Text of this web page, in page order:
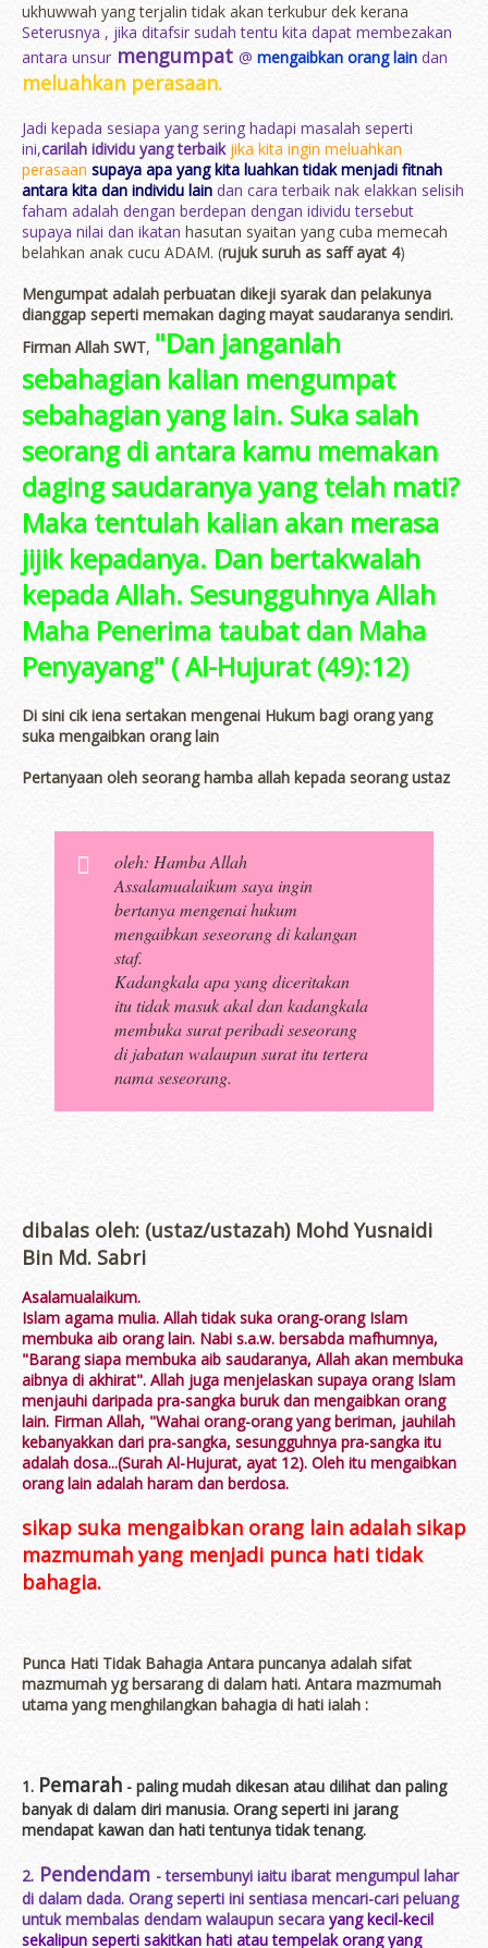
ukhuwwah yang terjalin tidak akan terkubur dek kerana
Seterusnya , jika ditafsir sudah tentu kita dapat membezakan
antara unsurmengumpat @ mengaibkan orang lain dan
meluahkan perasaan.
Jadi kepada sesiapa yang sering hadapi masalah seperti
ini,carilah idividu yang terbaikjika kita ingin meluahkan
perasaan supaya apa yang kita luahkan tidak menjadi fitnah
antara kita dan individu lain dan cara terbaik nak elakkan selisih
faham adalah dengan berdepan dengan idividu tersebut
supaya nilai dan ikatan hasutan syaitan yang cuba memecah
belahkan anak cucu ADAM. (rujuk suruh as saff ayat 4)
Mengumpat adalah perbuatan dikeji syarak dan pelakunya
dianggap seperti memakan daging mayat saudaranya sendiri.
Firman Allah SWT, "Dan janganlah
sebahagian kalian mengumpat
sebahagian yang lain. Suka salah
seorang di antara kamu memakan
daging saudaranya yang telah mati?
Maka tentulah kalian akan merasa
jijik kepadanya. Dan bertakwalah
kepada Allah. Sesungguhnya Allah
Maha Penerima taubat dan Maha
Penyayang" ( Al-Hujurat (49):12)
Di sini cik iena sertakan mengenai Hukum bagi orang yang
suka mengaibkan orang lain
Pertanyaan oleh seorang hamba allah kepada seorang ustaz
oleh: Hamba Allah
Assalamualaikum saya ingin
bertanya mengenai hukum
mengaibkan seseorang di kalangan
staf.
Kadangkala apa yang diceritakan
itu tidak masuk akal dan kadangkala
membuka surat peribadi seseorang
di jabatan walaupun surat itu tertera
nama seseorang.
dibalas oleh: (ustaz/ustazah) Mohd Yusnaidi
Bin Md. Sabri
Asalamualaikum.
Islam agama mulia. Allah tidak suka orang-orang Islam
membuka aib orang lain. Nabi s.a.w. bersabda mafhumnya,
"Barang siapa membuka aib saudaranya, Allah akan membuka
aibnya di akhirat". Allah juga menjelaskan supaya orang Islam
menjauhi daripada pra-sangka buruk dan mengaibkan orang
lain. Firman Allah, "Wahai orang-orang yang beriman, jauhilah
kebanyakkan dari pra-sangka, sesungguhnya pra-sangka itu
adalah dosa...(Surah Al-Hujurat, ayat 12). Oleh itu mengaibkan
orang lain adalah haram dan berdosa.
sikap suka mengaibkan orang lain adalah sikap
mazmumah yang menjadi punca hati tidak
bahagia.
Punca Hati Tidak Bahagia Antara puncanya adalah sifat
mazmumah yg bersarang di dalam hati. Antara mazmumah
utama yang menghilangkan bahagia di hati ialah :
1. Pemarah - paling mudah dikesan atau dilihat dan paling
banyak di dalam diri manusia. Orang seperti ini jarang
mendapat kawan dan hati tentunya tidak tenang.
2. Pendendam - tersembunyi iaitu ibarat mengumpul lahar
di dalam dada. Orang seperti ini sentiasa mencari-cari peluang
untuk membalas dendam walaupun secara yang kecil-kecil
sekalipun seperti sakitkan hati atau tempelak orang yang